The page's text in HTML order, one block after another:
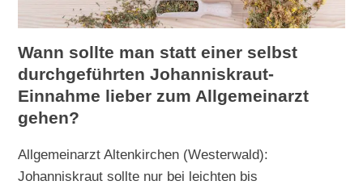
Wann sollte man statt einer selbst
durchgeführten Johanniskraut-
Einnahme lieber zum Allgemeinarzt
gehen?
Allgemeinarzt Altenkirchen (Westerwald):
Johanniskraut sollte nur bei leichten bis